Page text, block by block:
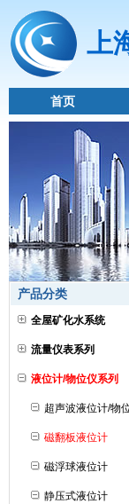
上
首页
产品分类
全屋矿化水系统
流量仪表系列
液位计/物位仪系列
超声波液位计/物
磁翻板液位计
磁浮球液位计
静压式液位计